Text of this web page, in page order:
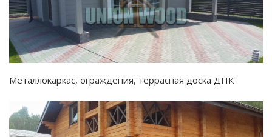
Металлокаркас, ограждения, террасная доска ДПК